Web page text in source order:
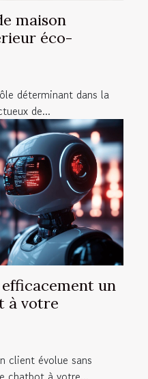
maison
éco-
déterminant dans la
de...
un
à votre
client évolue sans